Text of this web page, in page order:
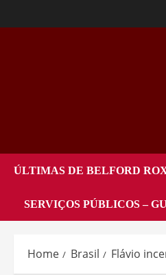
ÚLTIMAS DE BELFORD
SERVIÇOS PÚBLICOS –
Home Brasil Flávio